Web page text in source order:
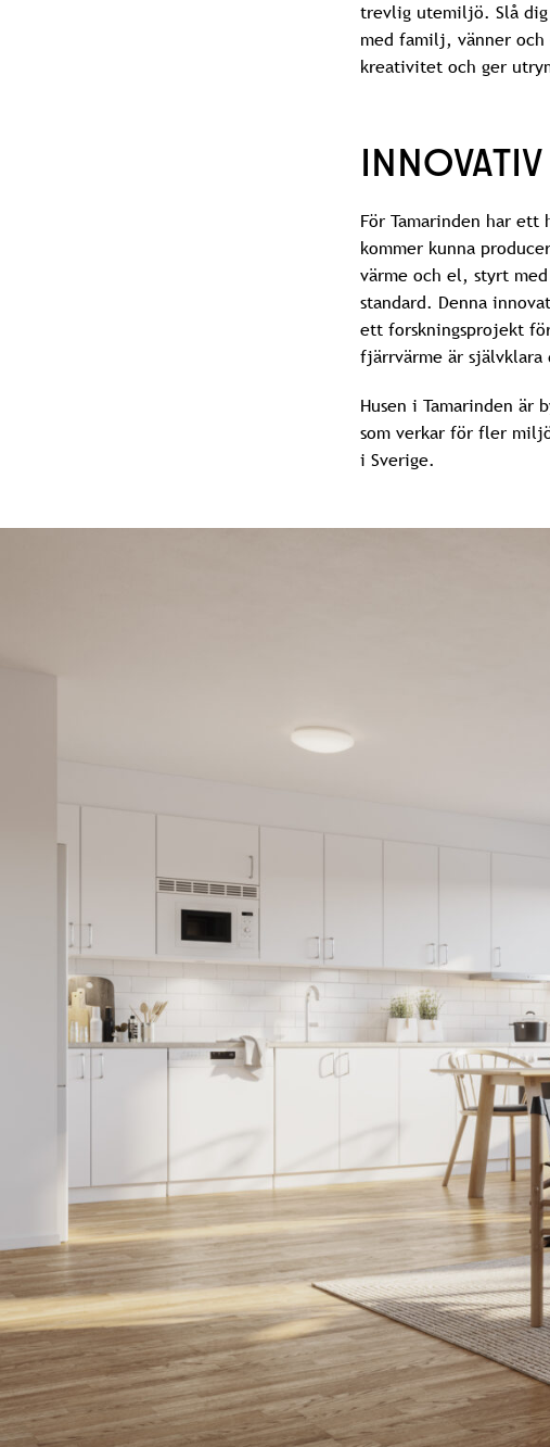
trevlig utemiljö. Slå dig
med familj, vänner och
kreativitet och ger
För Tamarinden har
kommer kunna
värme och el, styrt
standard. Denna
ett forskningsprojekt
fjärrvärme är självklara
Husen i Tamarinden är
som verkar för fler
i Sverige.